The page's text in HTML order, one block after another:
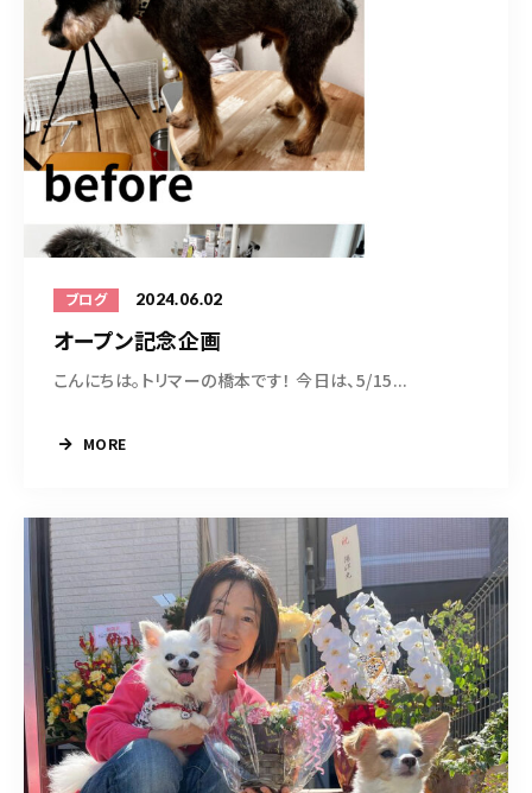
ブログ 2024.06.02
オープン記念企画
こんにちは。トリマーの橋本です！ 今日は、5/15...
MORE